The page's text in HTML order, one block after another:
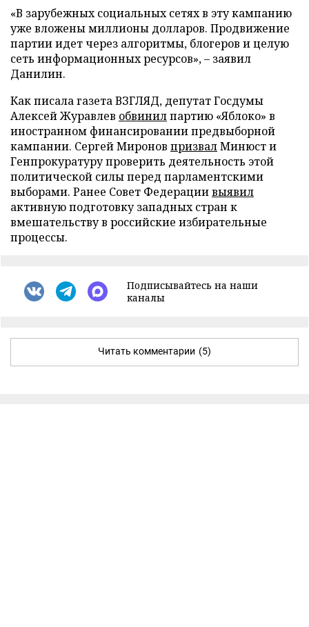
«В зарубежных социальных сетях в эту кампанию
уже вложены миллионы долларов. Продвижение
партии идет через алгоритмы, блогеров и целую
сеть информационных ресурсов», – заявил
Данилин.
Как писала газета ВЗГЛЯД, депутат Госдумы
Алексей Журавлев обвинилпартию «Яблоко» в
иностранном финансировании предвыборной
кампании. Сергей Миронов призвалМинюст и
Генпрокуратуру проверить деятельность этой
политической силы перед парламентскими
выборами. Ранее Совет Федерациивыявил
активную подготовку западных стран к
вмешательству в российские избирательные
процессы.
Подписывайтесь на наши
каналы
Читать комментарии (5)